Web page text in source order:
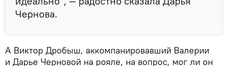
Чернова.
А Виктор Дробыш, аккомпанировавший Валерии
и Дарье Черновой на рояле, на вопрос, мог ли он